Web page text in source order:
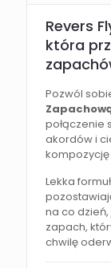
Revers
która
Pozwól
połączenie
akordów i
Lekka
na co
zapach,
chwilę